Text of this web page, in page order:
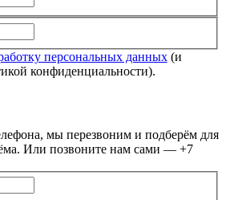
персональных данных(и
конфиденциальности).
мы перезвоним и подберём для
Или позвоните нам сами — +7